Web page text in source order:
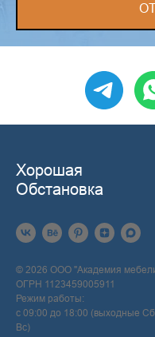
Хорошая
Обстановка
© 2026 ООО "Академия
ОГРН 1123459005911
Режим работы:
с 09:00 до 18:00 (выходные
Вс)